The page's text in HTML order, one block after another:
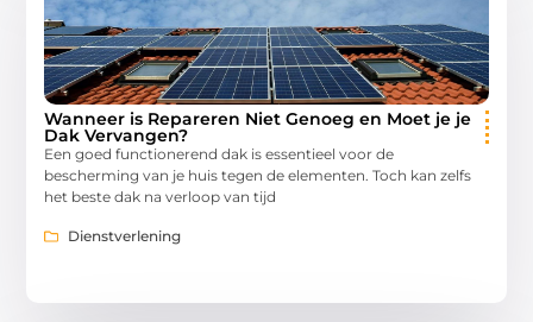
Wanneer is Repareren Niet Genoeg en Moet je je
Dak Vervangen?
Een goed functionerend dak is essentieel voor de
bescherming van je huis tegen de elementen. Toch kan zelfs
het beste dak na verloop van tijd
Dienstverlening